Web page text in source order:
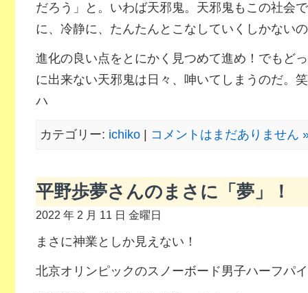
だろう」と。いわば天邪鬼。天邪鬼もこの社会
に、冷静に、たんたんとこなしていくしかない
進化の良い点をとにかく見つめて進め！でもど
に出来ない天邪鬼は日々、呻いてしまうのだ。
ハ
カテゴリー: ichiko| コメントはまだありません
平野歩夢さんのまさに「夢」！
2022 年 2 月 11 日 金曜日
まさに神業としか見えない！
北京オリンピックのスノーボード男子ハーフパ